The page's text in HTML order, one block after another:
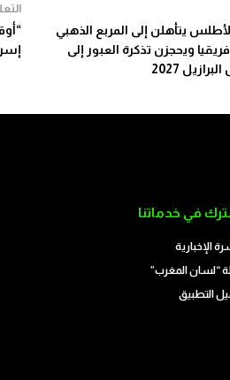
يتأهلن إلى المربع الذهبي
ويحجزن تذكرة العبور إلى
2027
في خدماتنا
الإخبارية
“لسان المغرب”
التطبيق